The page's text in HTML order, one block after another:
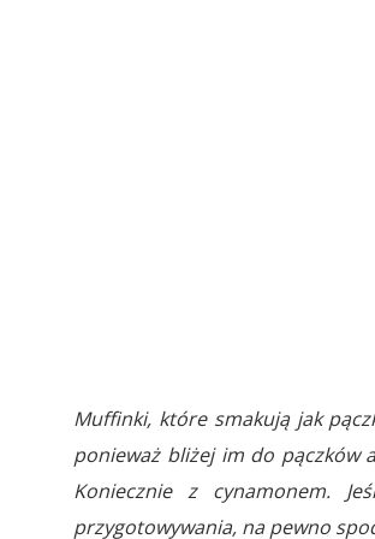
Muffinki, które smakują jak
ponieważ bliżej im do pączków
Koniecznie z cynamonem.
przygotowywania, na pewno